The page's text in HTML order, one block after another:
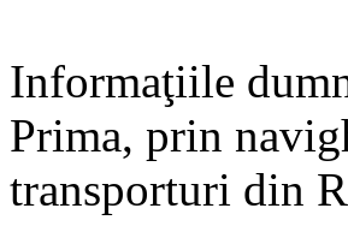
Informaţiile
Prima, prin
transporturi din